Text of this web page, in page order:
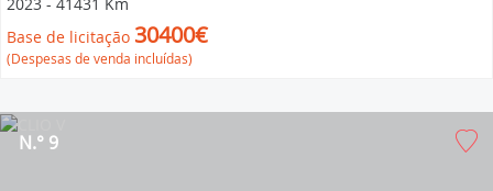
Base de licitação 30400€
(Despesas de venda incluídas)
N.° 9